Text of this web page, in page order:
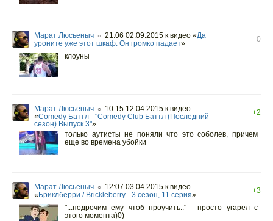
Марат Люсьеныч ○ 21:06 02.09.2015 к видео «Да
уроните уже этот шкаф. Он громко падает»
0
клоуны
Марат Люсьеныч ○ 10:15 12.04.2015 к видео
«Comedy Баттл - "Comedy Club Баттл (Последний
сезон) Выпуск 3"»
+2
только аутисты не поняли что это соболев, причем
еще во времена убойки
Марат Люсьеныч ○ 12:07 03.04.2015 к видео
« Бриклберри / Brickleberry - 3 сезон, 11 серия»
+3
"...подрочим ему чтоб проучить.." - просто угарел с
этого момента)0)